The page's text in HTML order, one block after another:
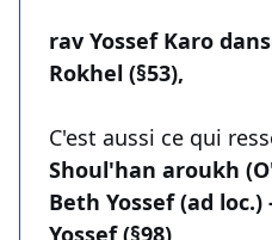
rav Yossef Karo
Rokhel (§53),
C'est aussi ce qui
Shoul'han aroukh
Beth Yossef (ad
Yossef (§98)